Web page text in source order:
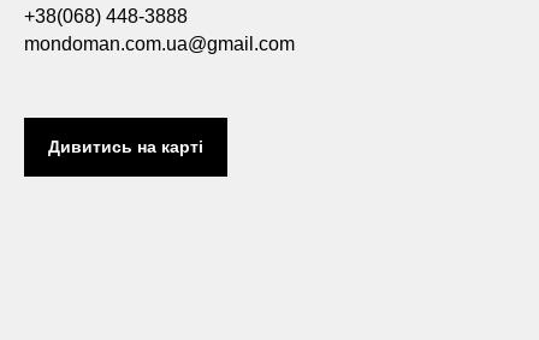
+38(068) 448-3888
mondoman.com.ua@gmail.com
Дивитись на карті